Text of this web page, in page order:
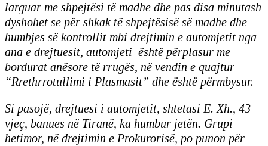
larguar me shpejtësi të madhe dhe pas disa minutash
dyshohet se për shkak të shpejtësisë së madhe dhe
humbjes së kontrollit mbi drejtimin e automjetit nga
ana e drejtuesit, automjeti është përplasur me
bordurat anësore të rrugës, në vendin e quajtur
“Rrethrrotullimi i Plasmasit” dhe është përmbysur.
Si pasojë, drejtuesi i automjetit, shtetasi E. Xh., 43
vjeç, banues në Tiranë, ka humbur jetën. Grupi
hetimor, në drejtimin e Prokurorisë, po punon për